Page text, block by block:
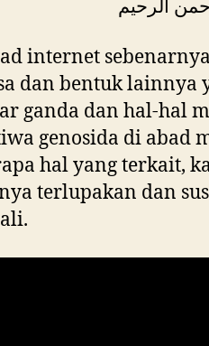
الرحيم
internet
dan bentuk lainnya
ganda dan hal-hal
genosida di abad
hal yang terkait,
terlupakan dan